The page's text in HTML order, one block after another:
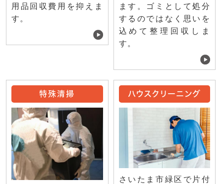
用品回収費用を抑えま
す。
ます。ゴミとして処分
するのではなく思いを
込めて整理回収しま
す。
特殊清掃 ハウスクリーニング
さいたま市緑区で片付